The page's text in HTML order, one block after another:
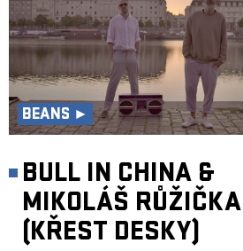
BEANS ►
BULL IN CHINA &
MIKOLÁŠ RŮŽIČKA
(KŘEST DESKY)